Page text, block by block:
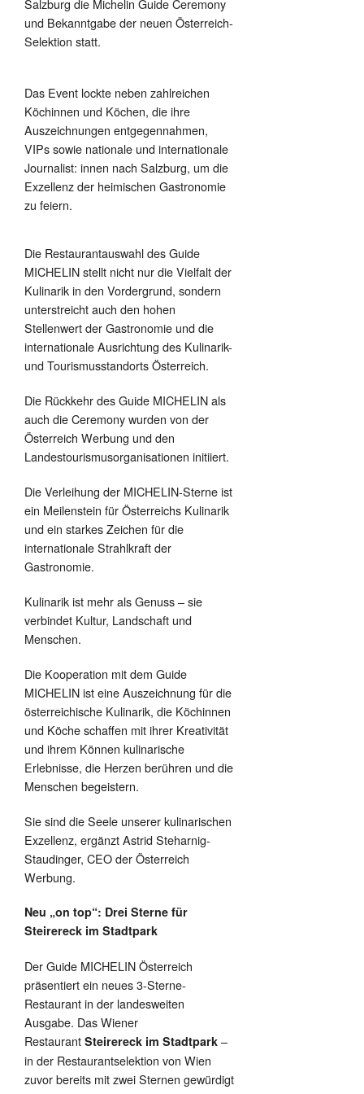
Salzburg die Michelin Guide Ceremony
und Bekanntgabe der neuen Österreich-
Selektion statt.
Das Event lockte neben zahlreichen
Köchinnen und Köchen, die ihre
Auszeichnungen entgegennahmen,
VIPs sowie nationale und internationale
Journalist: innen nach Salzburg, um die
Exzellenz der heimischen Gastronomie
zu feiern.
Die Restaurantauswahl des Guide
MICHELIN stellt nicht nur die Vielfalt der
Kulinarik in den Vordergrund, sondern
unterstreicht auch den hohen
Stellenwert der Gastronomie und die
internationale Ausrichtung des Kulinarik-
und Tourismusstandorts Österreich.
Die Rückkehr des Guide MICHELIN als
auch die Ceremony wurden von der
Österreich Werbung und den
Landestourismusorganisationen initiiert.
Die Verleihung der MICHELIN-Sterne ist
ein Meilenstein für Österreichs Kulinarik
und ein starkes Zeichen für die
internationale Strahlkraft der
Gastronomie.
Kulinarik ist mehr als Genuss – sie
verbindet Kultur, Landschaft und
Menschen.
Die Kooperation mit dem Guide
MICHELIN ist eine Auszeichnung für die
österreichische Kulinarik, die Köchinnen
und Köche schaffen mit ihrer Kreativität
und ihrem Können kulinarische
Erlebnisse, die Herzen berühren und die
Menschen begeistern.
Sie sind die Seele unserer kulinarischen
Exzellenz, ergänzt Astrid Steharnig-
Staudinger, CEO der Österreich
Werbung.
Neu „on top“: Drei Sterne für
Steirereck im Stadtpark
Der Guide MICHELIN Österreich
präsentiert ein neues 3-Sterne-
Restaurant in der landesweiten
Ausgabe. Das Wiener
Restaurant Steirereck im Stadtpark –
in der Restaurantselektion von Wien
zuvor bereits mit zwei Sternen gewürdigt